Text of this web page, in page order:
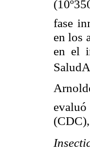
fase
en los
en el
evaluó